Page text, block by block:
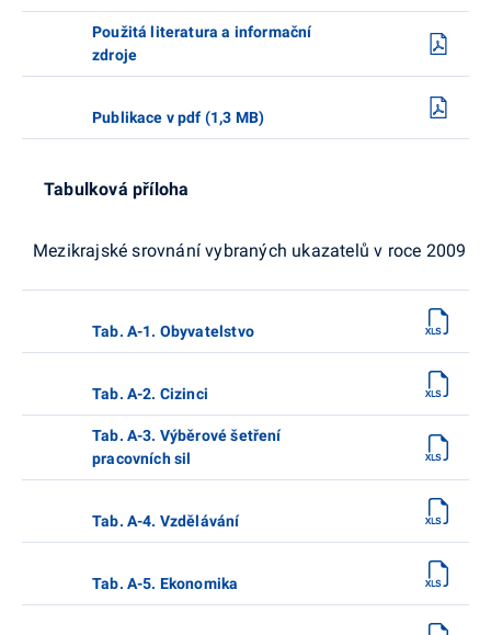
Použitá literatura a informační
zdroje
Publikace v pdf (1,3 MB)
Tabulková příloha
Mezikrajské srovnání vybraných ukazatelů v roce 2009
Tab. A-1. Obyvatelstvo
Tab. A-2. Cizinci
Tab. A-3. Výběrové šetření
pracovních sil
Tab. A-4. Vzdělávání
Tab. A-5. Ekonomika